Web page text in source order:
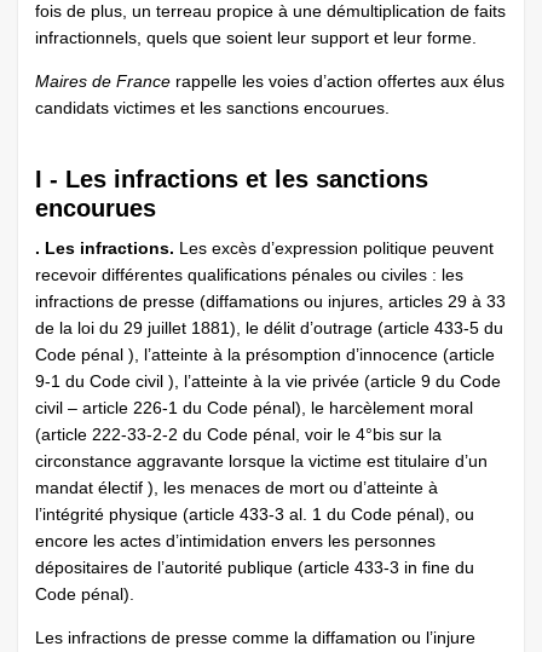
fois de plus, un terreau propice à une démultiplication de faits
infractionnels, quels que soient leur support et leur forme.
Maires de France rappelle les voies d’action offertes aux élus
candidats victimes et les sanctions encourues.
I - Les infractions et les sanctions
encourues
. Les infractions. Les excès d’expression politique peuvent
recevoir différentes qualifications pénales ou civiles : les
infractions de presse (diffamations ou injures, articles 29 à 33
de la loi du 29 juillet 1881), le délit d’outrage (article 433-5 du
Code pénal ), l’atteinte à la présomption d’innocence (article
9-1 du Code civil ), l’atteinte à la vie privée (article 9 du Code
civil – article 226-1 du Code pénal), le harcèlement moral
(article 222-33-2-2 du Code pénal, voir le 4°bis sur la
circonstance aggravante lorsque la victime est titulaire d’un
mandat électif ), les menaces de mort ou d’atteinte à
l’intégrité physique (article 433-3 al. 1 du Code pénal), ou
encore les actes d’intimidation envers les personnes
dépositaires de l’autorité publique (article 433-3 in fine du
Code pénal).
Les infractions de presse comme la diffamation ou l’injure